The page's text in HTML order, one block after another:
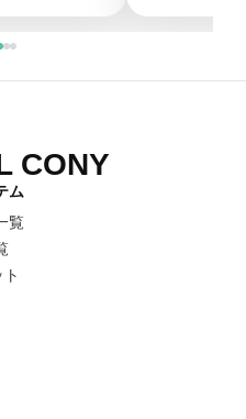
CONY
ム
覧